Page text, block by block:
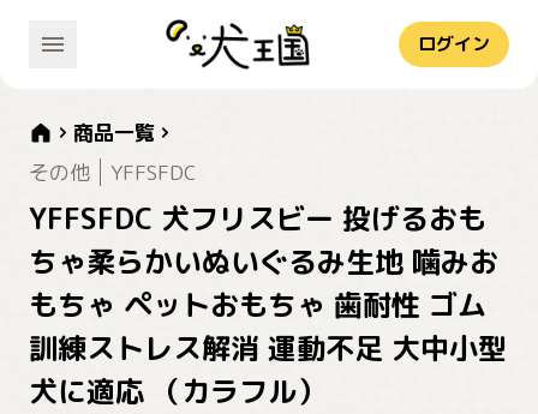
ログイン
商品一覧
その他
YFFSFDC
YFFSFDC 犬フリスビー 投げるおも
ちゃ柔らかいぬいぐるみ生地 噛みお
もちゃ ペットおもちゃ 歯耐性 ゴム
訓練ストレス解消 運動不足 大中小型
犬に適応 （カラフル）